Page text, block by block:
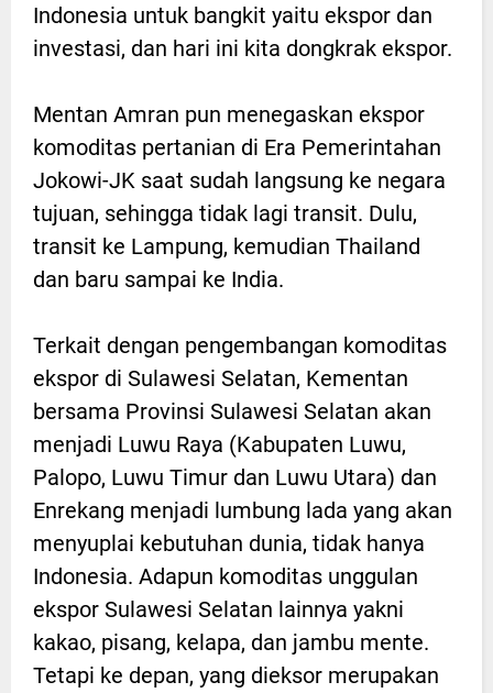
Indonesia untuk bangkit yaitu ekspor dan
investasi, dan hari ini kita dongkrak ekspor.
Mentan Amran pun menegaskan ekspor
komoditas pertanian di Era Pemerintahan
Jokowi-JK saat sudah langsung ke negara
tujuan, sehingga tidak lagi transit. Dulu,
transit ke Lampung, kemudian Thailand
dan baru sampai ke India.
Terkait dengan pengembangan komoditas
ekspor di Sulawesi Selatan, Kementan
bersama Provinsi Sulawesi Selatan akan
menjadi Luwu Raya (Kabupaten Luwu,
Palopo, Luwu Timur dan Luwu Utara) dan
Enrekang menjadi lumbung lada yang akan
menyuplai kebutuhan dunia, tidak hanya
Indonesia. Adapun komoditas unggulan
ekspor Sulawesi Selatan lainnya yakni
kakao, pisang, kelapa, dan jambu mente.
Tetapi ke depan, yang dieksor merupakan